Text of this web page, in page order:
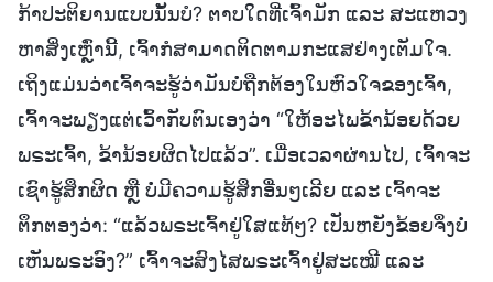
ກ້າປະຕິຍານແບບນັ້ນບໍ? ຕາບໃດທີ່ເຈົ້າມັກ ແລະ ສະແຫວງ
ຫາສິ່ງເຫຼົ່ານີ້, ເຈົ້າກໍສາມາດຕິດຕາມກະແສຢ່າງເຕັມໃຈ.
ເຖິງແມ່ນວ່າເຈົ້າຈະຮູ້ວ່າມັນບໍ່ຖືກຕ້ອງໃນຫົວໃຈຂອງເຈົ້າ,
ເຈົ້າຈະພຽງແຕ່ເວົ້າກັບຕົນເອງວ່າ “ໃຫ້ອະໄພຂ້ານ້ອຍດ້ວຍ
ພຣະເຈົ້າ, ຂ້ານ້ອຍຜິດໄປແລ້ວ”. ເມື່ອເວລາຜ່ານໄປ, ເຈົ້າຈະ
ເຊົາຮູ້ສຶກຜິດ ຫຼື ບໍ່ມີຄວາມຮູ້ສຶກອື່ນໆເລີຍ ແລະ ເຈົ້າຈະ
ຕຶກຕອງວ່າ: “ແລ້ວພຣະເຈົ້າຢູ່ໃສແທ້ໆ? ເປັນຫຍັງຂ້ອຍຈຶ່ງບໍ່
ເຫັນພຣະອົງ?” ເຈົ້າຈະສົງໄສພຣະເຈົ້າຢູ່ສະເໝີ ແລະ